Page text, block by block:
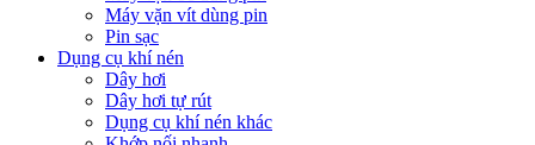
Máy vặn vít dùng pin
Pin sạc
Dụng cụ khí nén
Dây hơi
Dây hơi tự rút
Dụng cụ khí nén khác